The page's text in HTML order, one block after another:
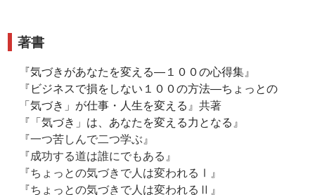
著書
『気づきがあなたを変える―１００の心得集』
『ビジネスで損をしない１００の方法―ちょっとの
「気づき」が仕事・人生を変える 』共著
『 「気づき」は、あなたを変える力となる 』
『一つ苦しんで二つ学ぶ』
『成功する道は誰にでもある』
『ちょっとの気づきで人は変われるⅠ』
『ちょっとの気づきで人は変われるⅡ』